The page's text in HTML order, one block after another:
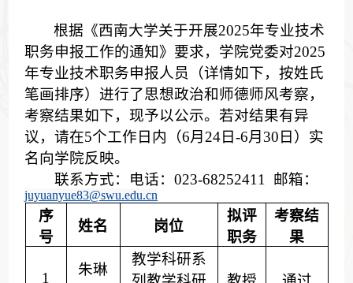
根据《西南大学关于开展2025年专业技术
职务申报工作的通知》要求，学院党委对2025
年专业技术职务申报人员（详情如下，按姓氏
笔画排序）进行了思想政治和师德师风考察，
考察结果如下，现予以公示。若对结果有异
议，请在5个工作日内（6月24日-6月30日）实
名向学院反映。
联系方式：电话：023-68252411 邮箱：
juyuanyue83@swu.edu.cn
序
号
姓名 岗位
拟评
职务
考察结
果
1
朱琳
教学科研系